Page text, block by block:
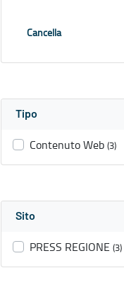
Cancella
Tipo
Contenuto Web (3)
Sito
PRESS REGIONE (3)